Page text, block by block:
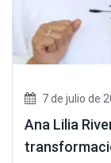
7 de julio de
Ana Lilia